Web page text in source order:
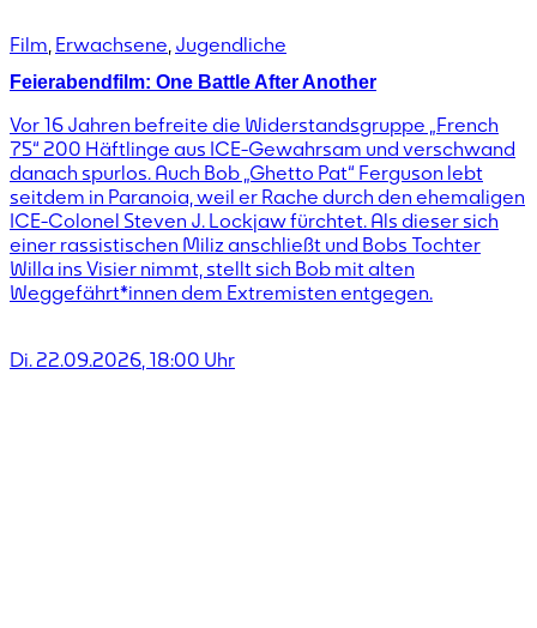
Film Erwachsene Jugendliche
Feierabendfilm: One Battle After Another
Vor 16 Jahren befreite die Widerstandsgruppe „French
75“ 200 Häftlinge aus ICE-Gewahrsam und verschwand
danach spurlos. Auch Bob „Ghetto Pat“ Ferguson lebt
seitdem in Paranoia, weil er Rache durch den ehemaligen
ICE-Colonel Steven J. Lockjaw fürchtet. Als dieser sich
einer rassistischen Miliz anschließt und Bobs Tochter
Willa ins Visier nimmt, stellt sich Bob mit alten
Weggefährt*innen dem Extremisten entgegen.
Di. 22.09.2026 18:00 Uhr